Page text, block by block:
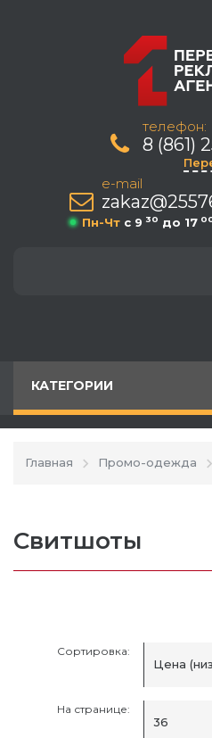
телефон:
8 (861)
e-mail
Пн-Чт c 9 30 до 17
КАТЕГОРИИ
Главная Промо-одежда
Свитшоты
Сортировка:
Цена
На странице:
36